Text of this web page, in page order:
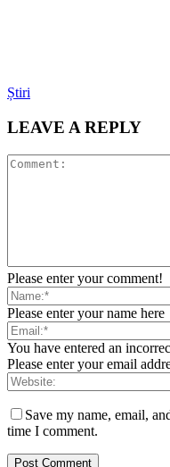
Știri
LEAVE A REPLY
Please enter your comment!
Please enter your name here
You have entered an
Please enter your email
Save my name, email,
time I comment.